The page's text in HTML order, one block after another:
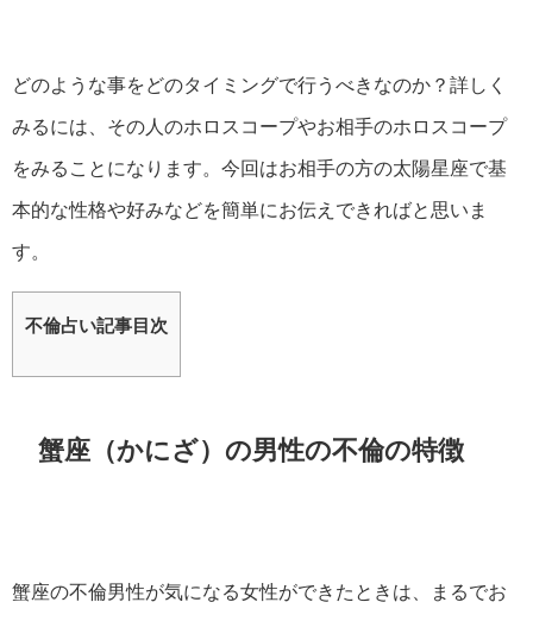
どのような事をどのタイミングで行うべきなのか？詳しく
みるには、その人のホロスコープやお相手のホロスコープ
をみることになります。今回はお相手の方の太陽星座で基
本的な性格や好みなどを簡単にお伝えできればと思いま
す。
不倫占い記事目次
蟹座（かにざ）の男性の不倫の特徴
蟹座の不倫男性が気になる女性ができたときは、まるでお